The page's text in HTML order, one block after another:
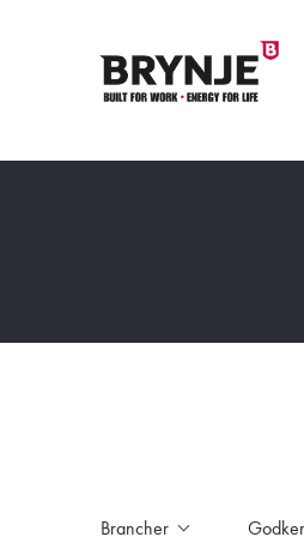
Brancher